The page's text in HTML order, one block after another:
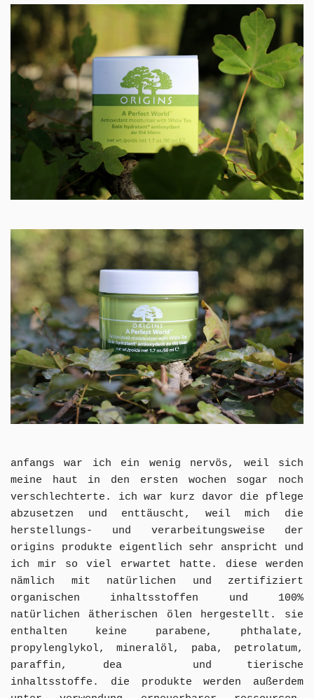
anfangs war ich ein wenig nervös, weil sich
meine haut in den ersten wochen sogar noch
verschlechterte. ich war kurz davor die pflege
abzusetzen und enttäuscht, weil mich die
herstellungs- und verarbeitungsweise der
origins produkte eigentlich sehr anspricht und
ich mir so viel erwartet hatte. diese werden
nämlich mit natürlichen und zertifiziert
organischen inhaltsstoffen und 100%
natürlichen ätherischen ölen hergestellt. sie
enthalten keine parabene, phthalate,
propylenglykol, mineralöl, paba, petrolatum,
paraffin, dea und tierische
inhaltsstoffe. die produktewerden außerdem